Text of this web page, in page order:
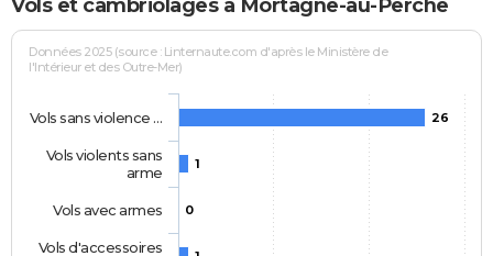
Vols et cambriolages à Mortagne-au-Perche
Données 2025 (source : Linternaute.com d'après le Ministère de
l'Intérieur et des Outre-Mer)
26
1
0
Vols sans violence …
Vols violents sans
arme
Vols avec armes
Vols d'accessoires